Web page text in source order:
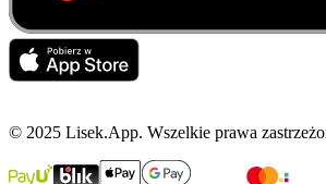
© 2025 Lisek.App. Wszelkie prawa